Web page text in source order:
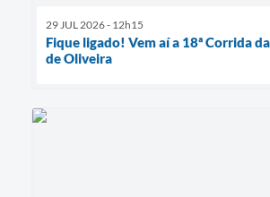
29 JUL 2026 - 12h15
Fique ligado! Vem aí a 18ª Corrida
de Oliveira